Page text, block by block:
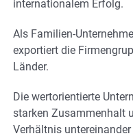
internationalem Erfolg.
Als Familien-
exportiert die
Länder.
Die wertorientierte
starken Zusammenhalt
Verhältnis